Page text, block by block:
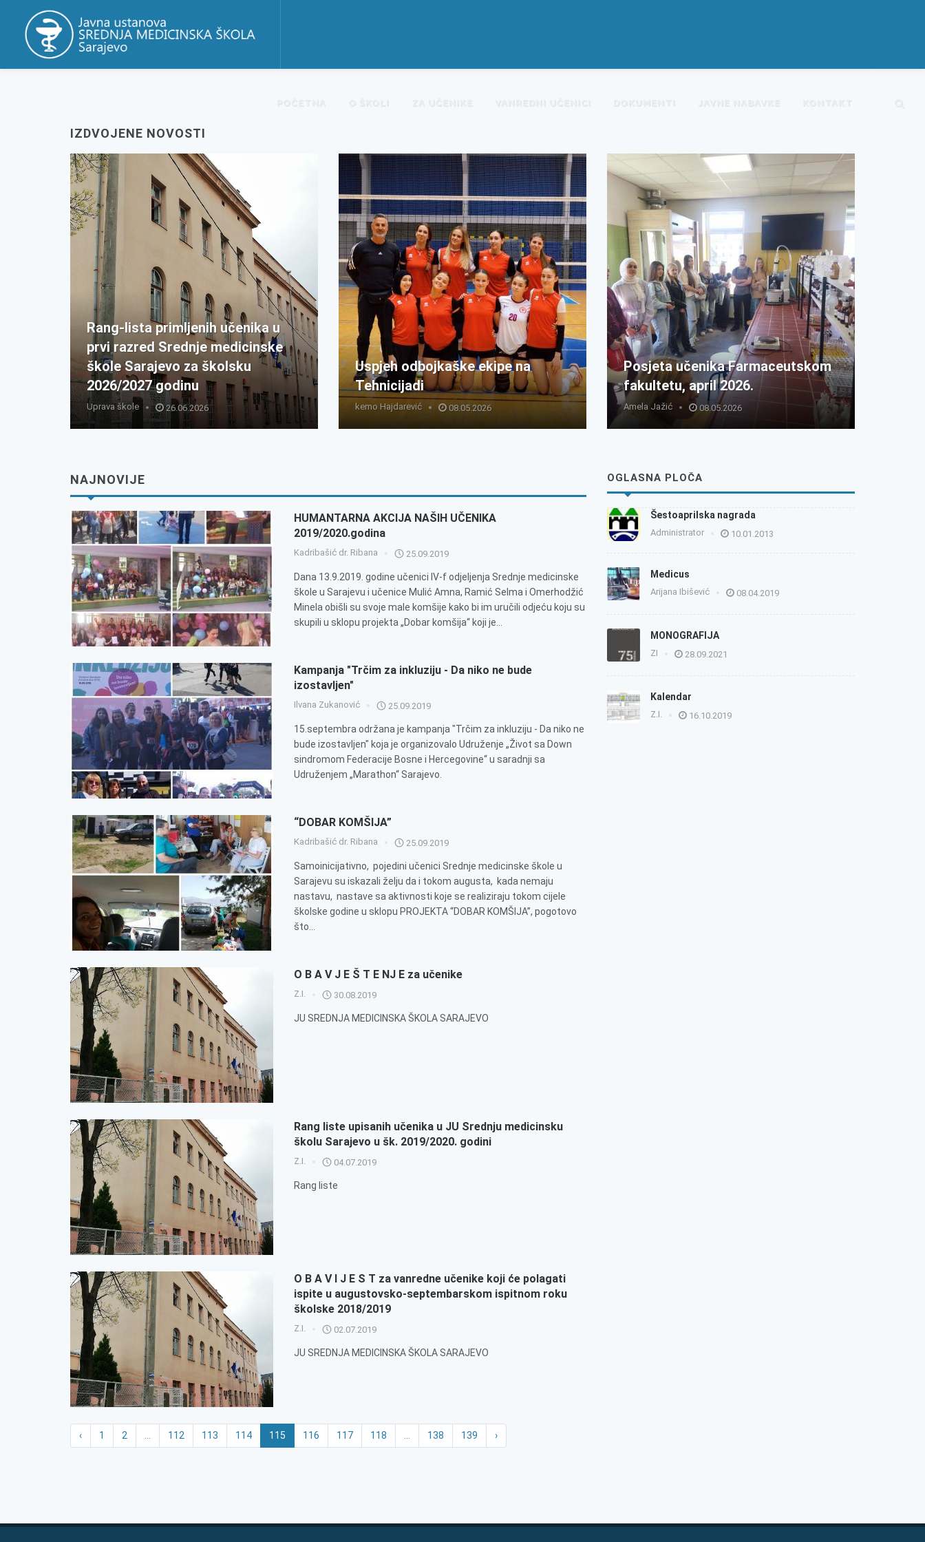
POČETNA O ŠKOLI ZA UČENIKE VANREDNI UČENICI DOKUMENTI JAVNE NABAVKE KONTAKT
IZDVOJENE NOVOSTI
Rang-lista primljenih učenika u
prvi razred Srednje medicinske
škole Sarajevo za školsku
2026/2027 godinu
Uprava škole 26.06.2026
Uspjeh odbojkaške ekipe na
Tehnicijadi
kemo Hajdarević 08.05.2026
Posjeta učenika Farmaceutskom
fakultetu, april 2026.
Amela Jažić 08.05.2026
NAJNOVIJE
HUMANTARNA AKCIJA NAŠIH UČENIKA
2019/2020.godina
Kadribašić dr. Ribana 25.09.2019
Dana 13.9.2019. godine učenici IV-f odjeljenja Srednje medicinske
škole u Sarajevu i učenice Mulić Amna, Ramić Selma i Omerhodžić
Minela obišli su svoje male komšije kako bi im uručili odjeću koju su
skupili u sklopu projekta „Dobar komšija“ koji je...
Kampanja "Trčim za inkluziju - Da niko ne bude
izostavljen"
Ilvana Zukanović 25.09.2019
15.septembra održana je kampanja "Trčim za inkluziju - Da niko ne
bude izostavljen" koja je organizovalo Udruženje „Život sa Down
sindromom Federacije Bosne i Hercegovine“ u saradnji sa
Udruženjem „Marathon“ Sarajevo.
“DOBAR KOMŠIJA”
Kadribašić dr. Ribana 25.09.2019
Samoinicijativno, pojedini učenici Srednje medicinske škole u
Sarajevu su iskazali želju da i tokom augusta, kada nemaju
nastavu, nastave sa aktivnosti koje se realiziraju tokom cijele
školske godine u sklopu PROJEKTA “DOBAR KOMŠIJA”, pogotovo
što...
O B A V J E Š T E NJ E za učenike
Z.I. 30.08.2019
JU SREDNJA MEDICINSKA ŠKOLA SARAJEVO
Rang liste upisanih učenika u JU Srednju medicinsku
školu Sarajevo u šk. 2019/2020. godini
Z.I. 04.07.2019
Rang liste
O B A V I J E S T za vanredne učenike koji će polagati
ispite u augustovsko-septembarskom ispitnom roku
školske 2018/2019
Z.I. 02.07.2019
JU SREDNJA MEDICINSKA ŠKOLA SARAJEVO
‹ 1 2 112 113 114 115 116 117 118 138 139 ›
OGLASNA PLOČA
Šestoaprilska nagrada
Administrator 10.01.2013
Medicus
Arijana Ibišević 08.04.2019
MONOGRAFIJA
ZI 28.09.2021
Kalendar
Z.I. 16.10.2019